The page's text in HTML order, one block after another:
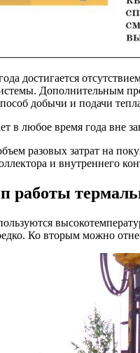
достигается
Дополнительным
добычи и подачи
в любое время года вне
разовых затрат на
и внутреннего
работы
Ко вторым можно